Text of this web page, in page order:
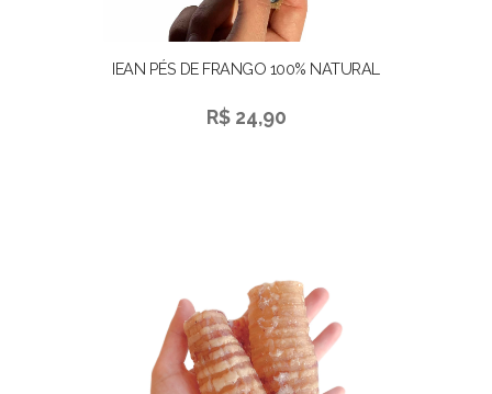
IEAN PÉS DE FRANGO 100% NATURAL
R$ 24,90